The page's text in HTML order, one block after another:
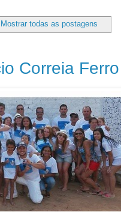
Mostrar todas as postagens
Correia Ferro